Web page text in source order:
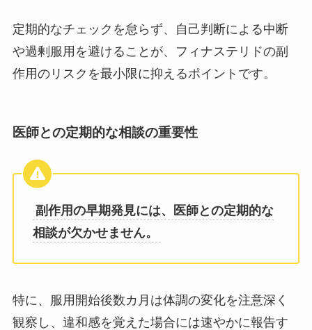
定期的なチェックを怠らず、自己判断による中断
や過剰服用を避けることが、フィナステリドの副
作用のリスクを最小限に抑えるポイントです。
医師との定期的な相談の重要性
副作用の早期発見には、医師との定期的な
相談が欠かせません。
特に、服用開始後数カ月は体調の変化を注意深く
観察し、違和感を覚えた場合には速やかに報告す